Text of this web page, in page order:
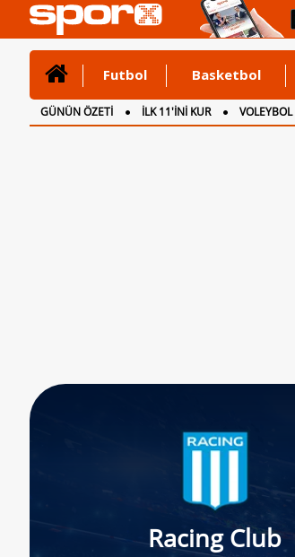
Futbol Basketbol
GÜNÜN ÖZETİ İLK 11'İNİ KUR
CANLI ANLATIM
İNGİLTERE
Racing Club